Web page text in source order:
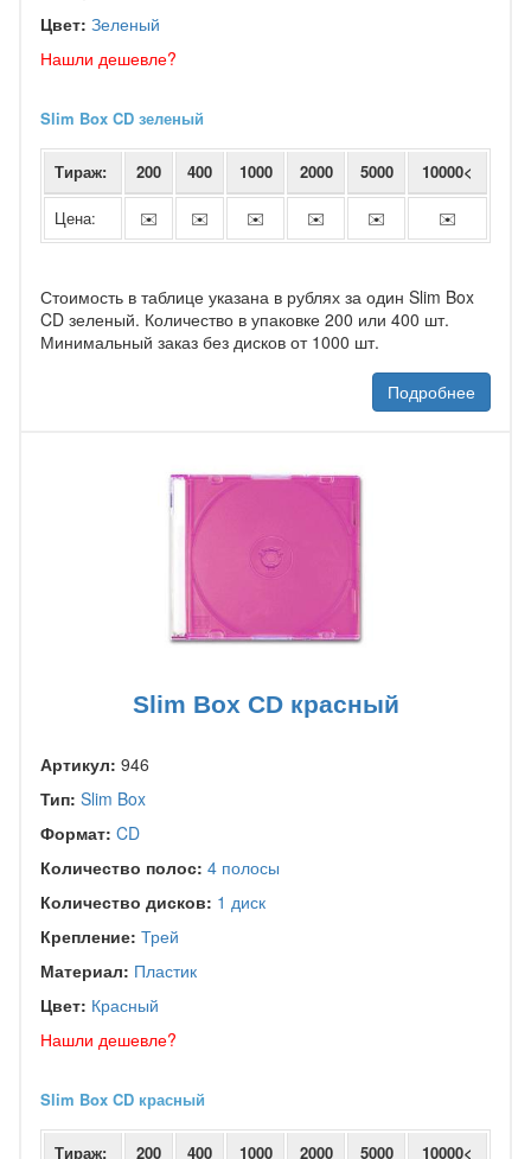
Цвет: Зеленый
Нашли дешевле?
Slim Box CD зеленый
Тираж: 200 400 1000 2000 5000 10000<
Цена: ✉️ ✉️ ✉️ ✉️ ✉️ ✉️
Стоимость в таблице указана в рублях за один Slim Box
CD зеленый. Количество в упаковке 200 или 400 шт.
Минимальный заказ без дисков от 1000 шт.
Подробнее
Slim Box CD красный
Артикул: 946
Тип: Slim Box
Формат: CD
Количество полос: 4 полосы
Количество дисков: 1 диск
Крепление: Трей
Материал: Пластик
Цвет: Красный
Нашли дешевле?
Slim Box CD красный
Тираж: 200 400 1000 2000 5000 10000<